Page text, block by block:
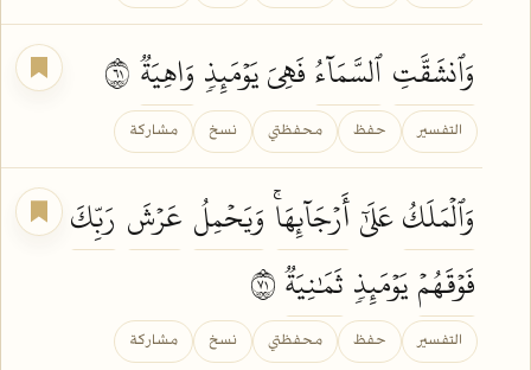
وَٱنشَقَّتِٱلسَّمَآءُفَهِيَ يَوۡمَئِذٖ وَاهِيَةٞ
التفسير حفظ محفظتي نسخ مشاركة
وَٱلۡمَلَكُعَلَىٰٓأَرۡجَآئِهَاۚ وَيَحۡمِلُ عَرۡشَ رَبِّكَ
فَوۡقَهُمۡيَوۡمَئِذٖ ثَمَٰنِيَةٞ
التفسير حفظ محفظتي نسخ مشاركة